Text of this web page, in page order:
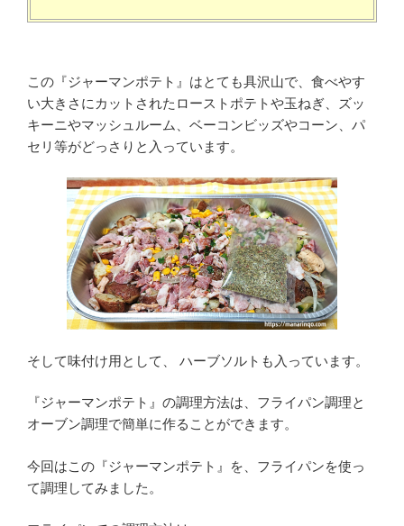
この『ジャーマンポテト』はとても具沢山で、食べやす
い大きさにカットされたローストポテトや玉ねぎ、ズッ
キーニやマッシュルーム、ベーコンビッズやコーン、パ
セリ等がどっさりと入っています。
そして味付け用として、 ハーブソルトも入っています。
『ジャーマンポテト』の調理方法は、フライパン調理と
オーブン調理で簡単に作ることができます。
今回はこの『ジャーマンポテト』を、フライパンを使っ
て調理してみました。